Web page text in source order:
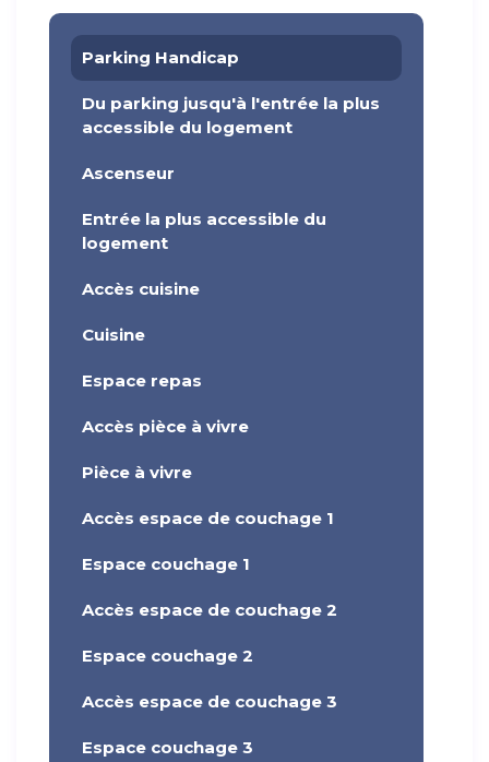
Parking Handicap
Du parking jusqu'à l'entrée la plus
accessible du logement
Ascenseur
Entrée la plus accessible du
logement
Accès cuisine
Cuisine
Espace repas
Accès pièce à vivre
Pièce à vivre
Accès espace de couchage 1
Espace couchage 1
Accès espace de couchage 2
Espace couchage 2
Accès espace de couchage 3
Espace couchage 3